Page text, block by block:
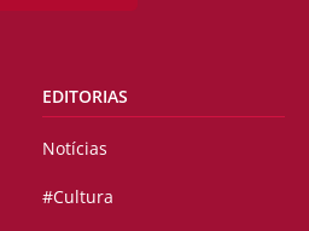
EDITORIAS
Notícias
#Cultura